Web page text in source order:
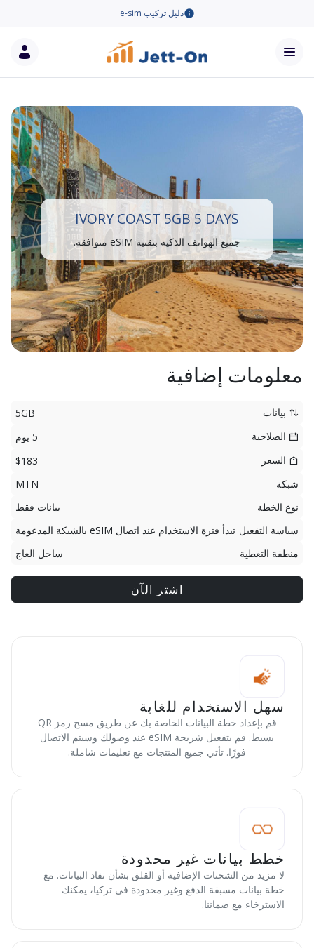
دليل تركيب e-sim
IVORY COAST 5GB 5 DAYS
جميع الهواتف الذكية بتقنية eSIM متوافقة.
معلومات إضافية
بيانات
5GB
الصلاحية
5 يوم
السعر
$183
شبكة
MTN
نوع الخطة
بيانات فقط
سياسة التفعيل تبدأ فترة الاستخدام عند اتصال eSIM بالشبكة المدعومة
منطقة التغطية
ساحل العاج
اشتر الآن
سهل الاستخدام للغاية
قم بإعداد خطة البيانات الخاصة بك عن طريق مسح رمز QR
بسيط. قم بتفعيل شريحة eSIM عند وصولك وسيتم الاتصال
فورًا. تأتي جميع المنتجات مع تعليمات شاملة.
خطط بيانات غير محدودة
لا مزيد من الشحنات الإضافية أو القلق بشأن نفاد البيانات. مع
خطة بيانات مسبقة الدفع وغير محدودة في تركيا، يمكنك
الاسترخاء مع ضماننا.